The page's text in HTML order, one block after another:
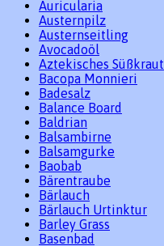
Auricularia
Austernpilz
Austernseitling
Avocadoöl
Aztekisches Süßkraut
Bacopa Monnieri
Badesalz
Balance Board
Baldrian
Balsambirne
Balsamgurke
Baobab
Bärentraube
Bärlauch
Bärlauch Urtinktur
Barley Grass
Basenbad